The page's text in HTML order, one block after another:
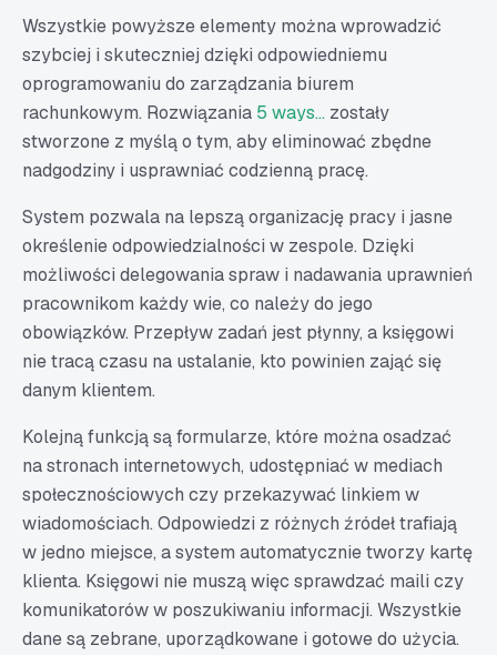
Wszystkie powyższe elementy można wprowadzić
szybciej i skuteczniej dzięki odpowiedniemu
oprogramowaniu do zarządzania biurem
rachunkowym. Rozwiązania 5 ways… zostały
stworzone z myślą o tym, aby eliminować zbędne
nadgodziny i usprawniać codzienną pracę.
System pozwala na lepszą organizację pracy i jasne
określenie odpowiedzialności w zespole. Dzięki
możliwości delegowania spraw i nadawania uprawnień
pracownikom każdy wie, co należy do jego
obowiązków. Przepływ zadań jest płynny, a księgowi
nie tracą czasu na ustalanie, kto powinien zająć się
danym klientem.
Kolejną funkcją są formularze, które można osadzać
na stronach internetowych, udostępniać w mediach
społecznościowych czy przekazywać linkiem w
wiadomościach. Odpowiedzi z różnych źródeł trafiają
w jedno miejsce, a system automatycznie tworzy kartę
klienta. Księgowi nie muszą więc sprawdzać maili czy
komunikatorów w poszukiwaniu informacji. Wszystkie
dane są zebrane, uporządkowane i gotowe do użycia.